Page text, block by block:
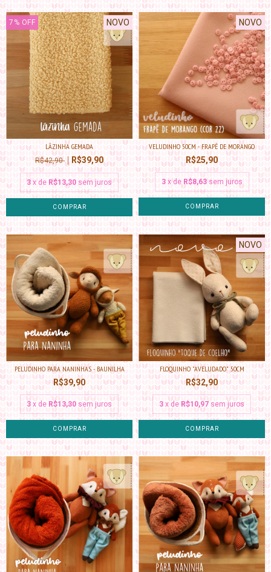
7 % OFF NOVO
LÃZINHA GEMADA
R$42,90 R$39,90
3 x de R$13,30 sem juros
NOVO
VELUDINHO 50CM - FRAPÊ DE MORANGO
R$25,90
3 x de R$8,63 sem juros
PELUDINHO PARA NANINHAS - BAUNILHA
R$39,90
3 x de R$13,30 sem juros
NOVO
FLOQUINHO "AVELUDADO" 50CM
R$32,90
3 x de R$10,97 sem juros
COMPRAR